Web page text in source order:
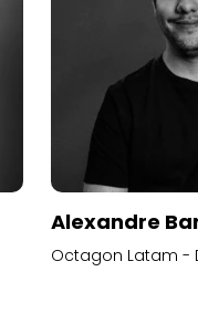
Alexandre
Octagon Latam -